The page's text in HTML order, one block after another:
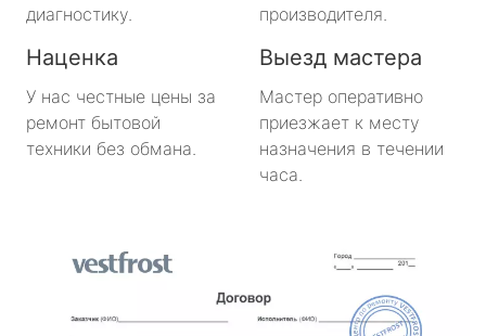
диагностику.
производителя.
Наценка
У нас честные цены за
ремонт бытовой
техники без обмана.
Выезд мастера
Мастер оперативно
приезжает к месту
назначения в течении
часа.